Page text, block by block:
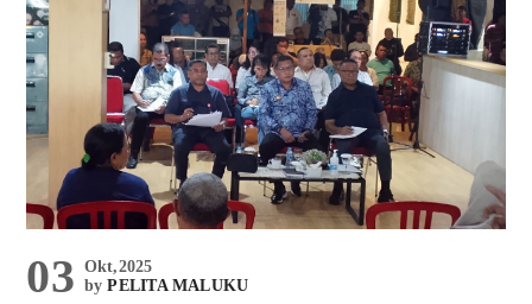
03 Okt,2025
byPELITA MALUKU